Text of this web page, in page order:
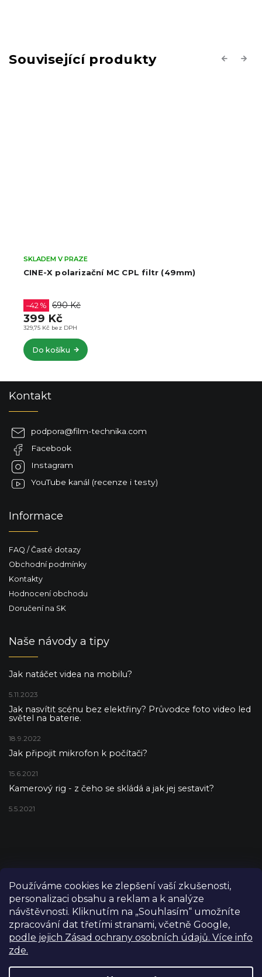
Používáme cookies ke zlepšení vaší zkušenosti,
personalizaci obsahu a reklam a k analýze
návštěvnosti. Kliknutím na „Souhlasím“ umožníte
zpracování dat třetími stranami, včetně Google,
podle jejich Zásad ochrany osobních údajů. Více info
zde.
Související produkty Previous
CINE-X polarizační MC CPL filtr (49mm)
SKLADEM V PRAZE
329,75 Kč bez DPH
–42 % 690 Kč
399 Kč
Do košíku
Next
Kontakt
podpora@film-technika.com
Facebook
Instagram
YouTube kanál (recenze i testy)
Informace
FAQ / Časté dotazy
Obchodní podmínky
Kontakty
Hodnocení obchodu
Doručení na SK
Naše návody a tipy
Jak natáčet videa na mobilu?
5.11.2023
Jak nasvítit scénu bez elektřiny? Průvodce foto video led
světel na baterie.
18.9.2022
Jak připojit mikrofon k počítači?
15.6.2021
Kamerový rig - z čeho se skládá a jak jej sestavit?
5.5.2021
Copyright 2026FILM-TECHNIKA. Všechna práva vyhrazena.
Upravit nastavení cookies